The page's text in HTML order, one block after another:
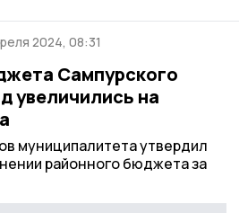
2024, 08:31
Сампурского
увеличились на
муниципалитета утвердил
районного бюджета за